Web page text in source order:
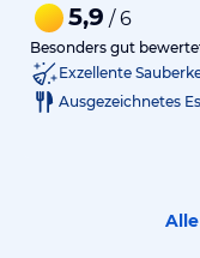
5,9 / 6
Besonders gut
Exzellente
Ausgezeichnetes